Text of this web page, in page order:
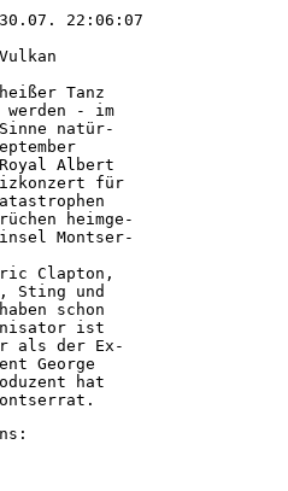
den Vulkan
heißer Tanz
werden - im
Sinne natür-
September
Royal Albert
für
heimge-
Montser-
rat.
Clapton,
, Sting und
haben schon
ist
als der Ex-
George
hat